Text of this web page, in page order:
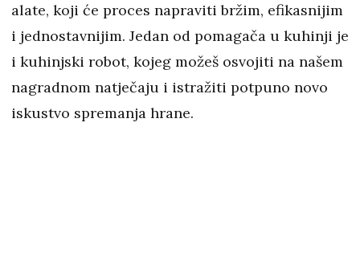
alate, koji će proces napraviti bržim, efikasnijim
i jednostavnijim. Jedan od pomagača u kuhinji je
i kuhinjski robot, kojeg možeš osvojiti na našem
nagradnom natječaju i istražiti potpuno novo
iskustvo spremanja hrane.